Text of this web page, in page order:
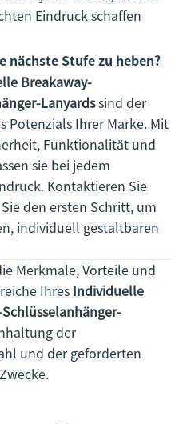
Eindruck schaffen
nächste Stufe zu heben?
Breakaway-
Lanyardssind der
Potenzials Ihrer Marke. Mit
Funktionalität und
sie bei jedem
Kontaktieren Sie
den ersten Schritt, um
individuell gestaltbaren
Merkmale, Vorteile und
Ihres Individuelle
der
und der geforderten